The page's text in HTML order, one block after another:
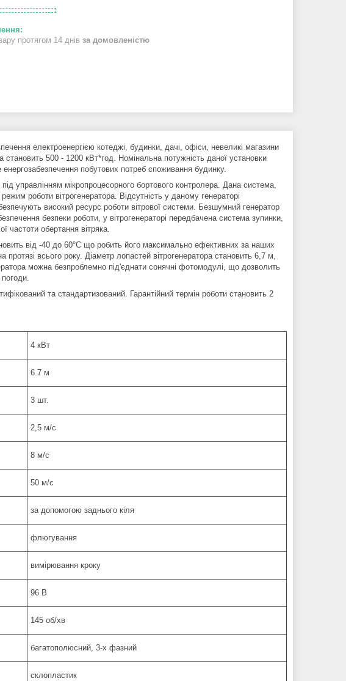
протягом 14 днів за домовленістю
електроенергією котеджі, будинки, дачі, офіси, невеликі магазини
500 - 1200 кВт*год. Номінальна потужність даної установки
побутових потреб споживання будинку.
управлінням мікропроцесорного бортового контролера. Дана система,
роботи вітрогенератора. Відсутність у даному генераторі
високий ресурс роботи вітрової системи. Безшумний генератор
безпеки роботи, у вітрогенераторі передбачена система зупинки,
частоти обертання вітряка.
від -40 до 60°C що робить його максимально ефективних за наших
всього року. Діаметр лопастей вітрогенератора становить 6,7 м,
можна безпроблемно під'єднати сонячні фотомодулі, що дозволить
погоди.
та стандартизований. Гарантійний термін роботи становить 2
4 кВт
6.7 м
3 шт.
2,5 м/с
8 м/с
50 м/с
за допомогою заднього кіля
флюгування
вимірювання кроку
96 В
145 об/хв
багатополюсний, 3-х фазний
склопластик